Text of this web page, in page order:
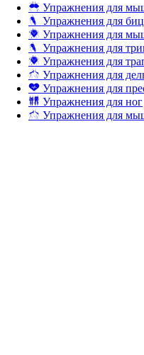
Упражнения для
Упражнения для
Упражнения для
Упражнения для
Упражнения для
Упражнения для
Упражнения для
Упражнения для ног
Упражнения для